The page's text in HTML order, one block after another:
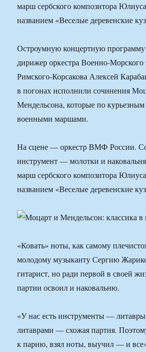
марш сербского композитора
названием «Веселые деревенские
Остроумную концертную программу
дирижер оркестра Военно-
Римского-Корсакова Алексей
в погонах исполнили сочинения
Мендельсона, которые по
военными маршами.
На сцене — оркестр ВМФ России.
инструмент — молотки и
марш сербского композитора
названием «Веселые деревенские
«Ковать» ноты, как самому
молодому музыканту Сергию
гитарист, но ради первой в своей
партии освоил и наковальню.
«У нас есть инструменты —
литаврами — схожая партия.
к парню, взял ноты, выучил — и